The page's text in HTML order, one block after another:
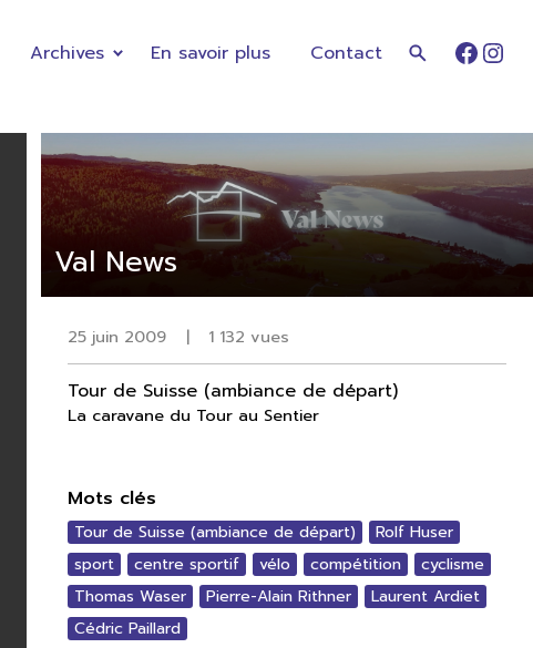
Archives En savoir plus Contact
Val News
25 juin 2009 | 1 132 vues
Tour de Suisse (ambiance de départ)
La caravane du Tour au Sentier
Mots clés
Tour de Suisse (ambiance de départ)
Rolf Huser
sport
centre sportif vélo compétition
cyclisme
Thomas Waser
Pierre-Alain Rithner
Laurent Ardiet
Cédric Paillard